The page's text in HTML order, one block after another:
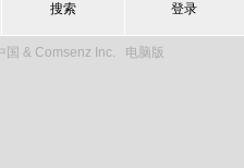
搜索 登录
国 & Comsenz Inc. 电脑版